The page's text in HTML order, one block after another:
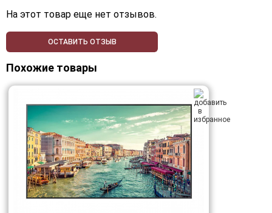
На этот товар еще нет отзывов.
ОСТАВИТЬ ОТЗЫВ
Похожие товары